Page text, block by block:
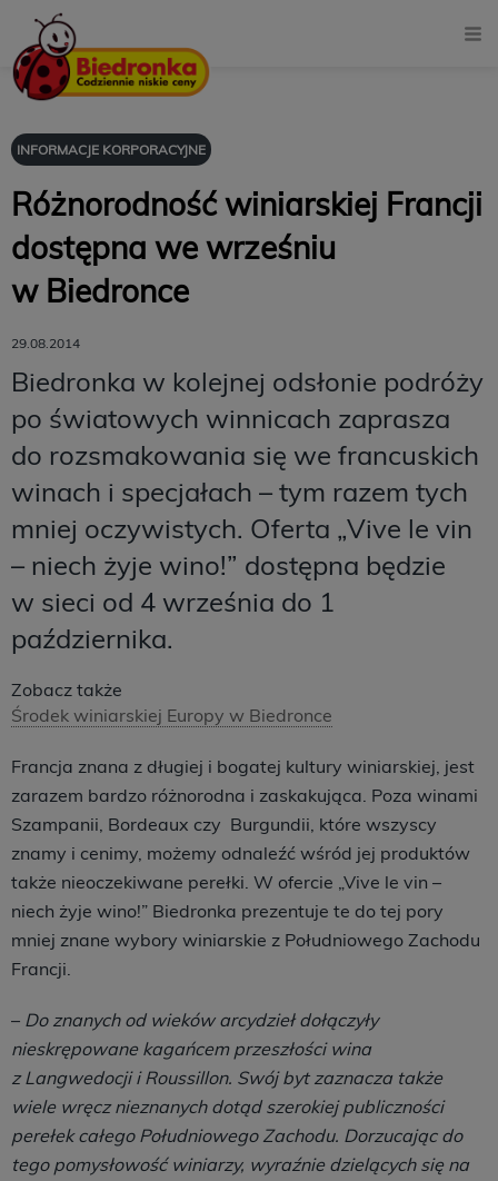
INFORMACJE KORPORACYJNE
Różnorodność winiarskiej Francji
dostępna we wrześniu
w Biedronce
29.08.2014
Biedronka w kolejnej odsłonie podróży
po światowych winnicach zaprasza
do rozsmakowania się we francuskich
winach i specjałach – tym razem tych
mniej oczywistych. Oferta „Vive le vin
– niech żyje wino!” dostępna będzie
w sieci od 4 września do 1
października.
Zobacz także
Środek winiarskiej Europy w Biedronce
Francja znana z długiej i bogatej kultury winiarskiej, jest
zarazem bardzo różnorodna i zaskakująca. Poza winami
Szampanii, Bordeaux czy Burgundii, które wszyscy
znamy i cenimy, możemy odnaleźć wśród jej produktów
także nieoczekiwane perełki. W ofercie „Vive le vin –
niech żyje wino!” Biedronka prezentuje te do tej pory
mniej znane wybory winiarskie z Południowego Zachodu
Francji.
– Do znanych od wieków arcydzieł dołączyły
nieskrępowane kagańcem przeszłości wina
z Langwedocji i Roussillon. Swój byt zaznacza także
wiele wręcz nieznanych dotąd szerokiej publiczności
perełek całego Południowego Zachodu. Dorzucając do
tego pomysłowość winiarzy, wyraźnie dzielących się na